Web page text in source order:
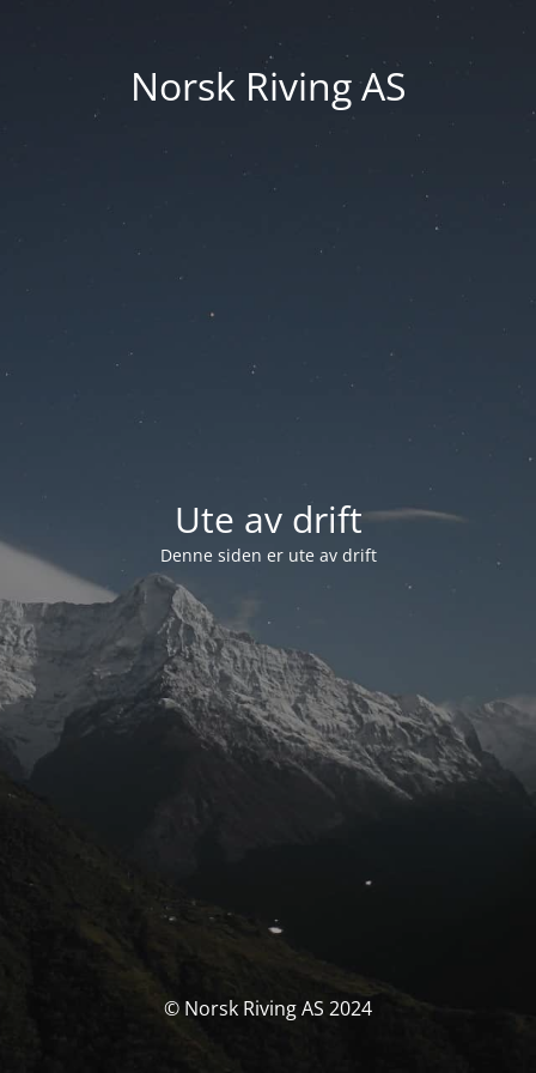
Norsk Riving AS
Ute av drift
Denne siden er ute av drift
© Norsk Riving AS 2024